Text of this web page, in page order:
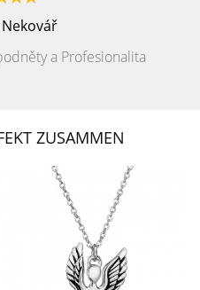
a Profesionalita
ZUSAMMEN